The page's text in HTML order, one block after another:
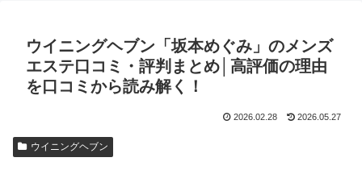
ウイニングヘブン「坂本めぐみ」のメンズ
エステ口コミ・評判まとめ│高評価の理由
を口コミから読み解く！
2026.02.28 2026.05.27
ウイニングヘブン